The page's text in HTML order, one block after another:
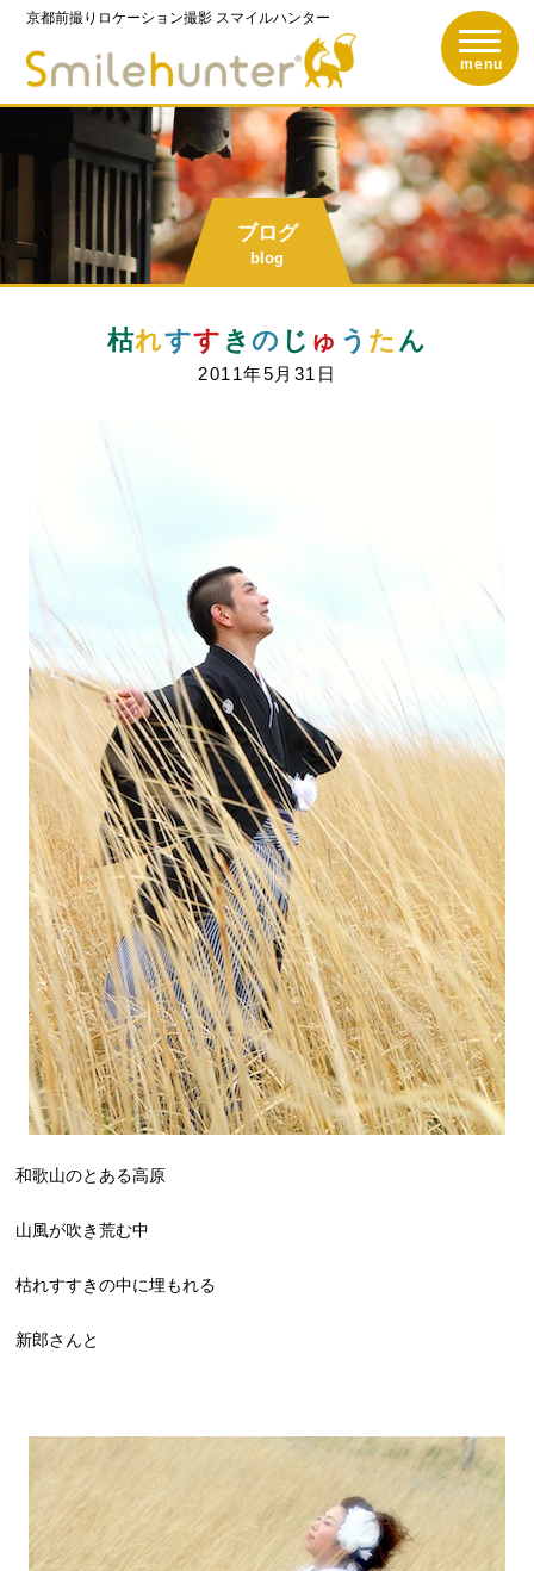
京都前撮りロケーション撮影 スマイルハンター
京都前撮りロケーシ
toggle
menu
ブログ
blog
枯れすす きの じ ゅ う た ん
2011年5月31日
和歌山のとある高原
山風が吹き荒む中
枯れすすきの中に埋もれる
新郎さんと